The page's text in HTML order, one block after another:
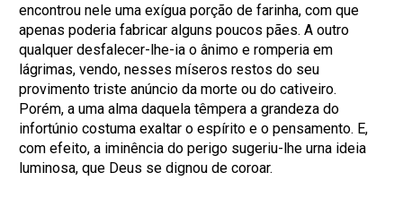
encontrou nele uma exígua porção de farinha, com que
apenas poderia fabricar alguns poucos pães. A outro
qualquer desfalecer-lhe-ia o ânimo e romperia em
lágrimas, vendo, nesses míseros restos do seu
provimento triste anúncio da morte ou do cativeiro.
Porém, a uma alma daquela têmpera a grandeza do
infortúnio costuma exaltar o espírito e o pensamento. E,
com efeito, a iminência do perigo sugeriu-lhe urna ideia
luminosa, que Deus se dignou de coroar.